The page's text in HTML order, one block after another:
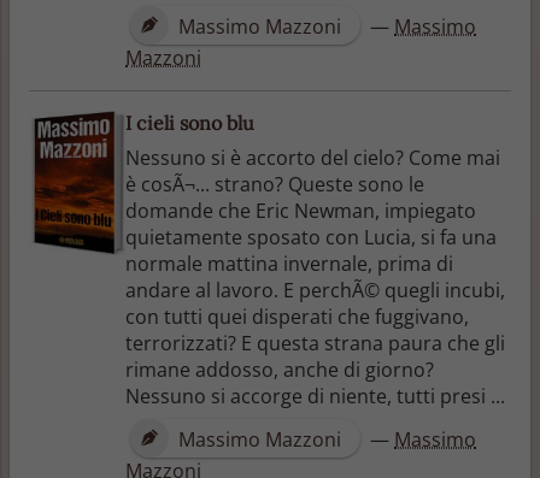
Massimo Mazzoni
— Massimo
Mazzoni
I cieli sono blu
Nessuno si è accorto del cielo? Come mai
è cosÃ¬... strano? Queste sono le
domande che Eric Newman, impiegato
quietamente sposato con Lucia, si fa una
normale mattina invernale, prima di
andare al lavoro. E perchÃ© quegli incubi,
con tutti quei disperati che fuggivano,
terrorizzati? E questa strana paura che gli
rimane addosso, anche di giorno?
Nessuno si accorge di niente, tutti presi ...
Massimo Mazzoni
— Massimo
Mazzoni